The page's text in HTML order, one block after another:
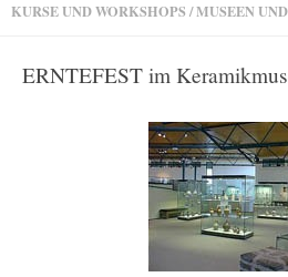
KURSE UND WORKSHOPS /MUSEEN
ERNTEFEST im